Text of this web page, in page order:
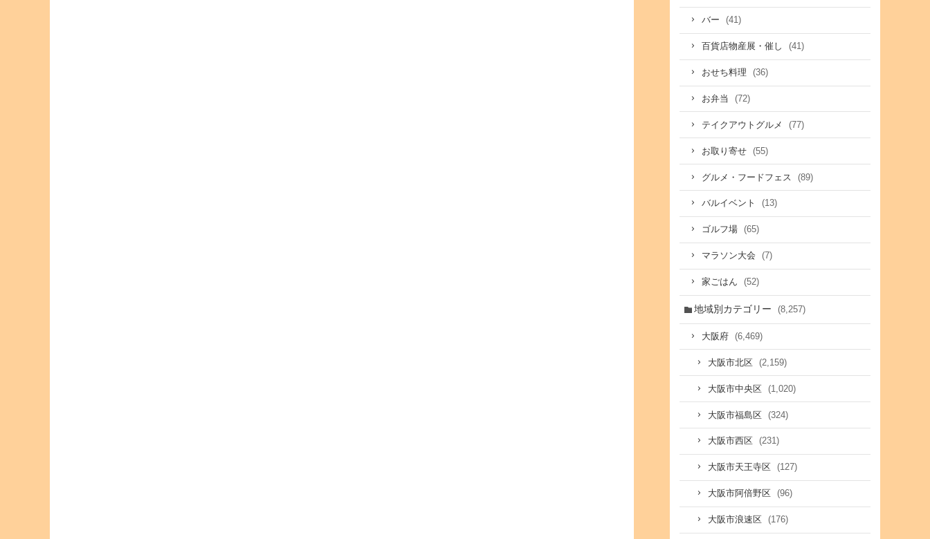
バー (41)
百貨店物産展・催し (41)
おせち料理 (36)
お弁当 (72)
テイクアウトグルメ (77)
お取り寄せ (55)
グルメ・フードフェス (89)
バルイベント (13)
ゴルフ場 (65)
マラソン大会 (7)
家ごはん (52)
地域別カテゴリー (8,257)
大阪府 (6,469)
大阪市北区 (2,159)
大阪市中央区 (1,020)
大阪市福島区 (324)
大阪市西区 (231)
大阪市天王寺区 (127)
大阪市阿倍野区 (96)
大阪市浪速区 (176)